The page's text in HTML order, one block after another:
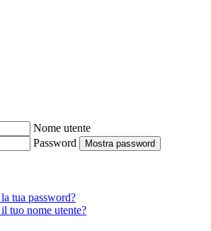
Nome utente
Password
Mostra password
tua password?
tuo nome utente?